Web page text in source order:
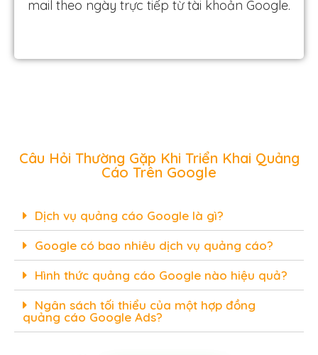
mail theo ngày trực tiếp từ tài khoản Google.
Câu Hỏi Thường Gặp Khi Triển Khai Quảng
Cáo Trên Google
Dịch vụ quảng cáo Google là gì?
Google có bao nhiêu dịch vụ quảng cáo?
Hình thức quảng cáo Google nào hiệu quả?
Ngân sách tối thiểu của một hợp đồng
quảng cáo Google Ads?